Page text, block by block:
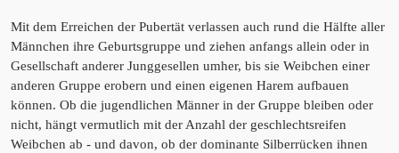
Mit dem Erreichen der Pubertät verlassen auch rund die Hälfte aller
Männchen ihre Geburtsgruppe und ziehen anfangs allein oder in
Gesellschaft anderer Junggesellen umher, bis sie Weibchen einer
anderen Gruppe erobern und einen eigenen Harem aufbauen
können. Ob die jugendlichen Männer in der Gruppe bleiben oder
nicht, hängt vermutlich mit der Anzahl der geschlechtsreifen
Weibchen ab - und davon, ob der dominante Silberrücken ihnen